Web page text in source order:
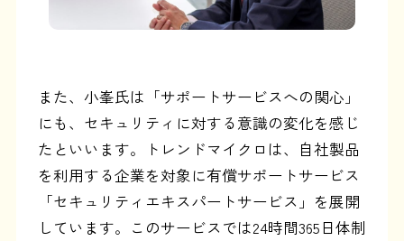
また、小峯氏は「サポートサービスへの関心」
にも、セキュリティに対する意識の変化を感じ
たといいます。トレンドマイクロは、自社製品
を利用する企業を対象に有償サポートサービス
「セキュリティエキスパートサービス」を展開
しています。このサービスでは24時間365日体制